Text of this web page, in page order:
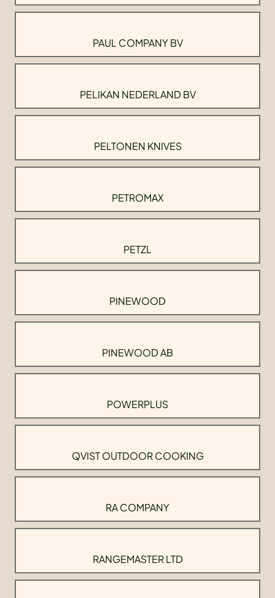
PAUL COMPANY BV
PELIKAN NEDERLAND BV
PELTONEN KNIVES
PETROMAX
PETZL
PINEWOOD
PINEWOOD AB
POWERPLUS
QVIST OUTDOOR COOKING
RA COMPANY
RANGEMASTER LTD